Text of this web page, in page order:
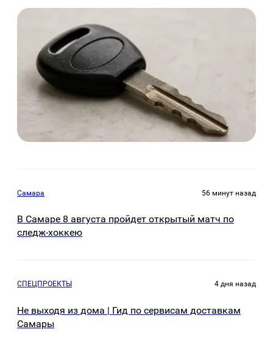
Самара 56 минут назад
В Самаре 8 августа пройдет открытый матч по
следж-хоккею
СПЕЦПРОЕКТЫ 4 дня назад
Не выходя из дома | Гид по сервисам доставкам
Самары